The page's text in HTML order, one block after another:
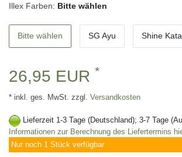
Illex Farben: Bitte wählen
Bitte wählen SG Ayu Shine
26,95 EUR *
* inkl. ges. MwSt. zzgl. Versandkosten
Lieferzeit 1-3 Tage (Deutschland); 3-7 Tage
Informationen zur Berechnung des Liefertermins
Nur noch 1 Stück verfügbar